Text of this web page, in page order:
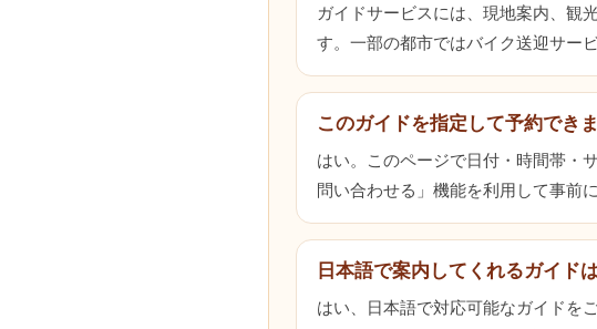
ガイドサービスには、現地案内、観
す。一部の都市ではバイク送迎サー
このガイドを指定して予約でき
はい。このページで日付・時間帯・
問い合わせる」機能を利用して事前
日本語で案内してくれるガイド
はい、日本語で対応可能なガイドを